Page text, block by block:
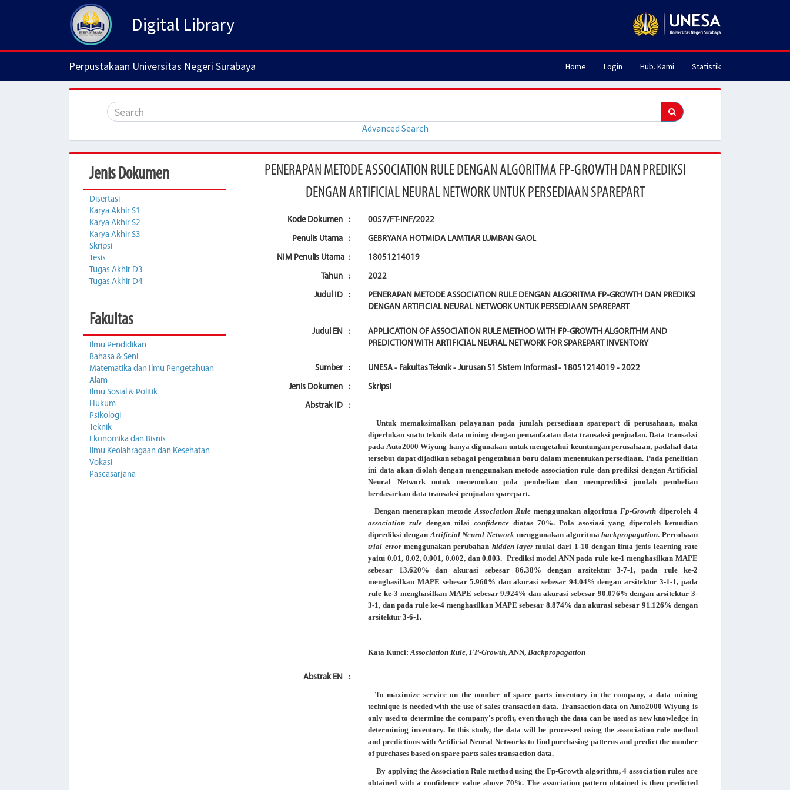
Digital Library
Perpustakaan Universitas Negeri Surabaya Home Login Hub. Kami Statistik
Advanced Search
Jenis Dokumen
Disertasi
Karya Akhir S1
Karya Akhir S2
Karya Akhir S3
Skripsi
Tesis
Tugas Akhir D3
Tugas Akhir D4
Fakultas
Ilmu Pendidikan
Bahasa & Seni
Matematika dan Ilmu Pengetahuan
Alam
Ilmu Sosial & Politik
Hukum
Psikologi
Teknik
Ekonomika dan Bisnis
Ilmu Keolahragaan dan Kesehatan
Vokasi
Pascasarjana
PENERAPAN METODE ASSOCIATION RULE DENGAN ALGORITMA FP-GROWTH DAN PREDIKSI
DENGAN ARTIFICIAL NEURAL NETWORK UNTUK PERSEDIAAN SPAREPART
Kode Dokumen : 0057/FT-INF/2022
Penulis Utama : GEBRYANA HOTMIDA LAMTIAR LUMBAN GAOL
NIM Penulis Utama : 18051214019
Tahun : 2022
Judul ID :
PENERAPAN METODE ASSOCIATION RULE DENGAN ALGORITMA FP-GROWTH DAN PREDIKSI
DENGAN ARTIFICIAL NEURAL NETWORK UNTUK PERSEDIAAN SPAREPART
Judul EN :
APPLICATION OF ASSOCIATION RULE METHOD WITH FP-GROWTH ALGORITHM AND
PREDICTION WITH ARTIFICIAL NEURAL NETWORK FOR SPAREPART INVENTORY
Sumber : UNESA - Fakultas Teknik - Jurusan S1 Sistem Informasi - 18051214019 - 2022
Jenis Dokumen : Skripsi
Abstrak ID
:
Untuk memaksimalkan pelayanan pada jumlah persediaan sparepart di perusahaan, maka
diperlukan suatu teknik data mining dengan pemanfaatan data transaksi penjualan. Data transaksi
pada Auto2000 Wiyung hanya digunakan untuk mengetahui keuntungan perusahaan, padahal data
tersebut dapat dijadikan sebagai pengetahuan baru dalam menentukan persediaan. Pada penelitian
ini data akan diolah dengan menggunakan metode association rule dan prediksi dengan Artificial
Neural Network untuk menemukan pola pembelian dan memprediksi jumlah pembelian
berdasarkan data transaksi penjualan sparepart.
Dengan menerapkan metodeAssociation Rulemenggunakan algoritma Fp-Growthdiperoleh 4
association rule dengan nilaiconfidence diatas 70%. Pola asosiasi yang diperoleh kemudian
diprediksi denganArtificial Neural Network menggunakan algoritmabackpropagation. Percobaan
trial errormenggunakanperubahan hidden layermulai dari 1-10 dengan lima jenis learning rate
yaitu 0.01, 0.02, 0.001, 0.002, dan 0.003. Prediksi model ANN pada rule ke-1 menghasilkan MAPE
sebesar 13.620% dan akurasi sebesar 86.38% dengan arsitektur 3-7-1, pada rule ke-2
menghasilkan MAPE sebesar 5.960% dan akurasi sebesar 94.04% dengan arsitektur 3-1-1, pada
rule ke-3 menghasilkan MAPE sebesar 9.924% dan akurasi sebesar 90.076% dengan arsitektur 3-
3-1, dan pada rule ke-4 menghasilkan MAPE sebesar 8.874% dan akurasi sebesar 91.126% dengan
arsitektur 3-6-1.
Kata Kunci:Association Rule,FP-Growth,ANN,Backpropagation
Abstrak EN
:
To maximize service on the number of spare parts inventory in the company, a data mining
technique is needed with the use of sales transaction data. Transaction data on Auto2000 Wiyung is
only used to determine the company's profit, even though the data can be used as new knowledge in
determining inventory. In this study, the data will be processed using the association rule method
and predictions with Artificial Neural Networks to find purchasing patterns and predict the number
of purchases based on spare parts sales transaction data.
By applying the Association Rule method using the Fp-Growth algorithm, 4 association rules are
obtained with a confidence value above 70%. The association pattern obtained is then predicted